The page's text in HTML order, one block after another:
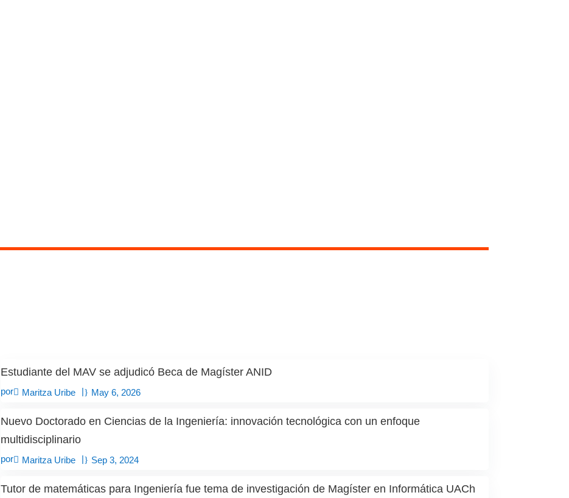
Estudiante del MAV se adjudicó Beca de Magíster ANID
por Maritza Uribe | May 6, 2026
Nuevo Doctorado en Ciencias de la Ingeniería: innovación tecnológica con un enfoque
multidisciplinario
por Maritza Uribe | Sep 3, 2024
Tutor de matemáticas para Ingeniería fue tema de investigación de Magíster en Informática UACh